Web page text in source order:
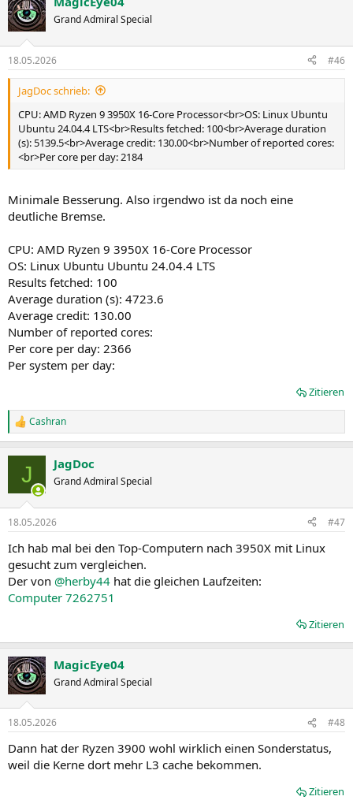
Grand Admiral Special
18.05.2026 #46
JagDoc schrieb:
CPU: AMD Ryzen 9 3950X 16-Core Processor<br>OS: Linux Ubuntu
Ubuntu 24.04.4 LTS<br>Results fetched: 100<br>Average duration
(s): 5139.5<br>Average credit: 130.00<br>Number of reported cores:
<br>Per core per day: 2184
Minimale Besserung. Also irgendwo ist da noch eine
deutliche Bremse.
CPU: AMD Ryzen 9 3950X 16-Core Processor
OS: Linux Ubuntu Ubuntu 24.04.4 LTS
Results fetched: 100
Average duration (s): 4723.6
Average credit: 130.00
Number of reported cores:
Per core per day: 2366
Per system per day:
Zitieren
R
e
e
:
Cashran
J JagDoc
Grand Admiral Special
18.05.2026 #47
Ich hab mal bei den Top-Computern nach 3950X mit Linux
gesucht zum vergleichen.
Der von @herby44 hat die gleichen Laufzeiten:
Computer 7262751
Zitieren
MagicEye04
Grand Admiral Special
18.05.2026 #48
Dann hat der Ryzen 3900 wohl wirklich einen Sonderstatus,
weil die Kerne dort mehr L3 cache bekommen.
Zitieren